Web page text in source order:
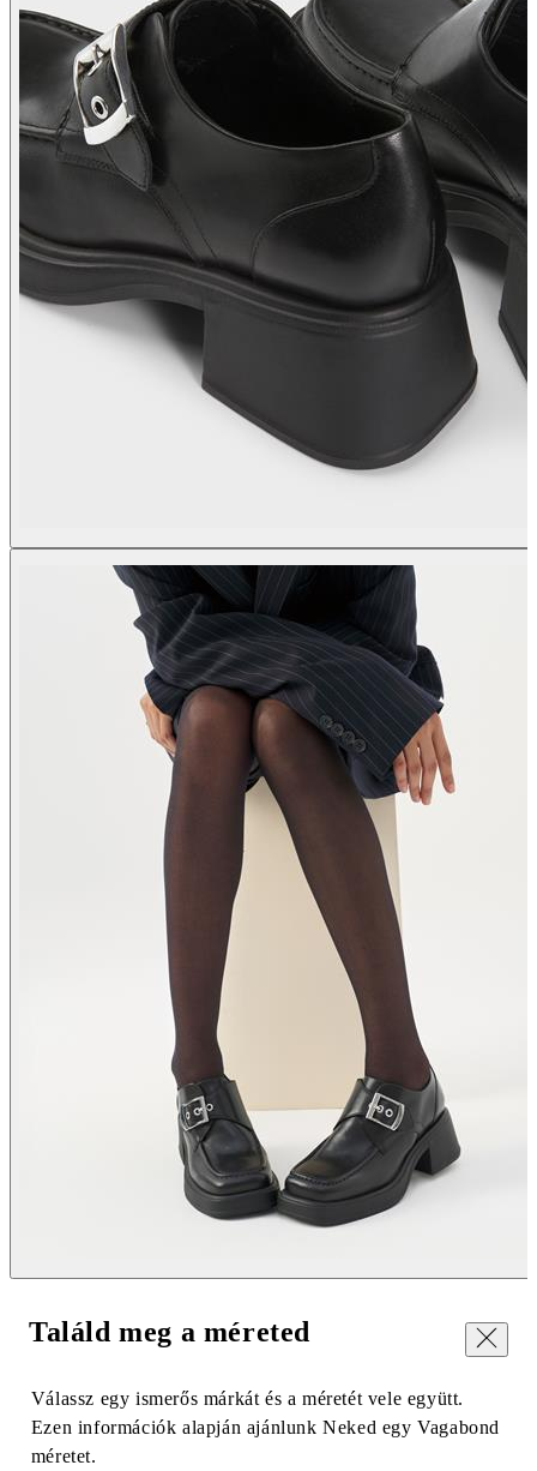
Bezár
Találd meg a méreted
Válassz egy ismerős márkát és a méretét vele együtt.
Ezen információk alapján ajánlunk Neked egy Vagabond
méretet.